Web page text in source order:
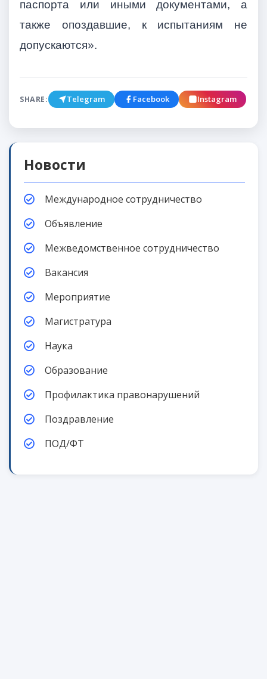
паспорта или иными документами, а
также опоздавшие, к испытаниям не
допускаются».
SHARE: Telegram Facebook Instagram
Новости
Международное сотрудничество
Объявление
Межведомственное сотрудничество
Вакансия
Мероприятие
Магистратура
Наука
Образование
Профилактика правонарушений
Поздравление
ПОД/ФТ